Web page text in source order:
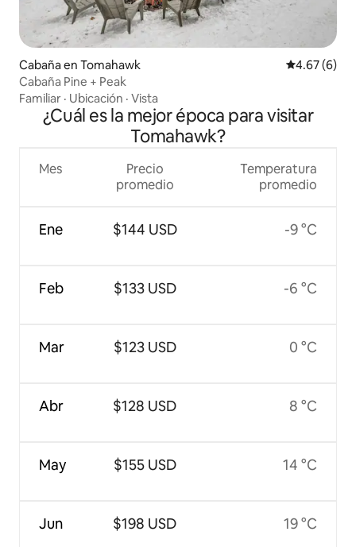
Cabaña en Tomahawk Calificación
4.67 (6)
Cabaña Pine + Peak
Familiar · Ubicación · Vista
¿Cuál es la mejor época para visitar
Tomahawk?
Mes
Ene
Feb
Mar
Abr
May
Jun
Precio
promedio
$144 USD
$133 USD
$123 USD
$128 USD
$155 USD
$198 USD
Temperatura
promedio
-9 °C
-6 °C
0 °C
8 °C
14 °C
19 °C